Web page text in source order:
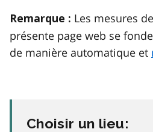
Remarque : Les mesures
présente page web se
de manière automatique et
Choisir un lieu: